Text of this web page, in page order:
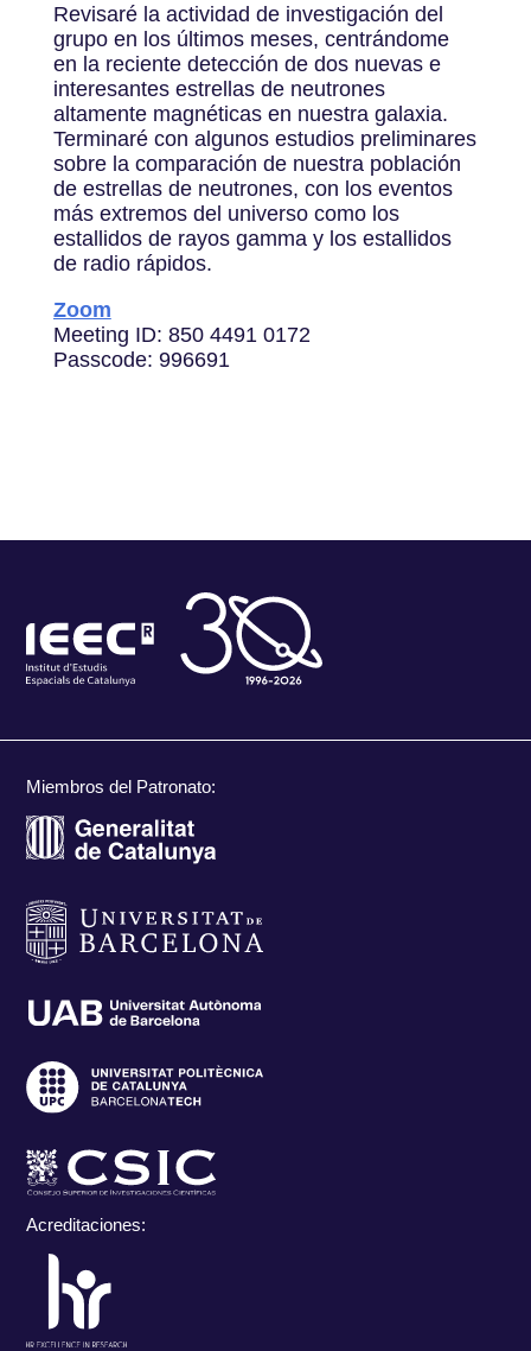
Revisaré la actividad de investigación del
grupo en los últimos meses, centrándome
en la reciente detección de dos nuevas e
interesantes estrellas de neutrones
altamente magnéticas en nuestra galaxia.
Terminaré con algunos estudios preliminares
sobre la comparación de nuestra población
de estrellas de neutrones, con los eventos
más extremos del universo como los
estallidos de rayos gamma y los estallidos
de radio rápidos.
Zoom
Meeting ID: 850 4491 0172
​​​​​​​Passcode: 996691
Miembros del Patronato:
Acreditaciones: